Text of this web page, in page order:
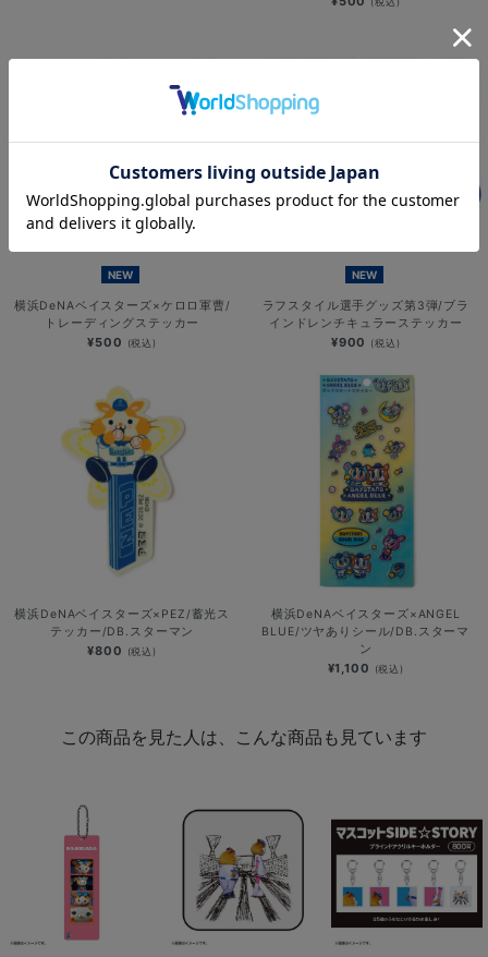
NEW
横浜DeNAベイスターズ×ケロロ軍曹/
トレーディングステッカー
¥500 (税込)
NEW
ラフスタイル選手グッズ第3弾/ブラ
インドレンチキュラーステッカー
¥900 (税込)
横浜DeNAベイスターズ×PEZ/蓄光ス
テッカー/DB.スターマン
¥800 (税込)
横浜DeNAベイスターズ×ANGEL
BLUE/ツヤありシール/DB.スターマ
ン
¥1,100 (税込)
この商品を見た人は、こんな商品も見ています